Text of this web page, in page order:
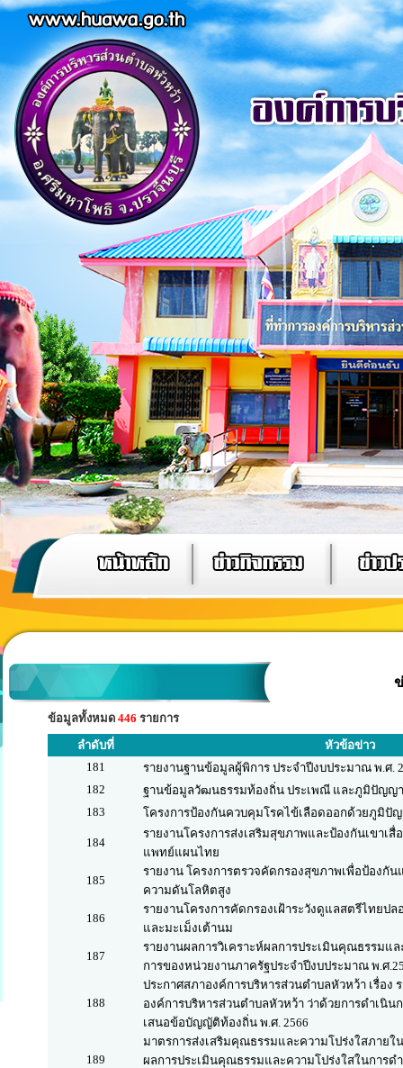
ข้อมูลทั้งหมด 446 รายการ
ลำดับที่
หัวข้อข่าว
181
รายงานฐานข้อมูลผู้พิการ ประจำปีงบประมาณ พ.ศ.
182
ฐานข้อมูลวัฒนธรรมท้องถิ่น ประเพณี และภูมิปัญญ
183
โครงการป้องกันควบคุมโรคไข้เลือดออกด้วยภูมิปัญ
184
รายงานโครงการส่งเสริมสุขภาพและป้องกันเขาเ
แพทย์แผนไทย
185
รายงาน โครงการตรวจคัดกรองสุขภาพเพื่อป้องกั
ความดันโลหิตสูง
186
รายงานโครงการคัดกรองเฝ้าระวังดูแลสตรีไทยป
และมะเม็งเต้านม
187
รายงานผลการวิเคราะห์ผลการประเมินคุณธรรมแ
การของหน่วยงานภาครัฐประจำปีงบประมาณ พ.ศ
188
ประกาศสภาองค์การบริหารส่วนตำบลหัวหว้า เรื่อง
องค์การบริหารส่วนตำบลหัวหว้า ว่าด้วยการดำเนิน
เสนอข้อบัญญัติท้องถิ่น พ.ศ. 2566
189
มาตรการส่งเสริมคุณธรรมและความโปร่งใสภายใ
ผลการประเมินคุณธรรมและความโปร่งใสในการด